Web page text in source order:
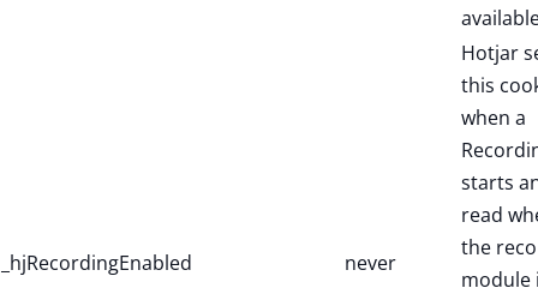
_hjRecordingEnabled never
Hotjar
this
when a
starts
read
the
module